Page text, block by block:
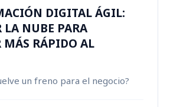
DIGITAL ÁGIL:
LA NUBE PARA
MÁS RÁPIDO AL
un freno para el negocio?